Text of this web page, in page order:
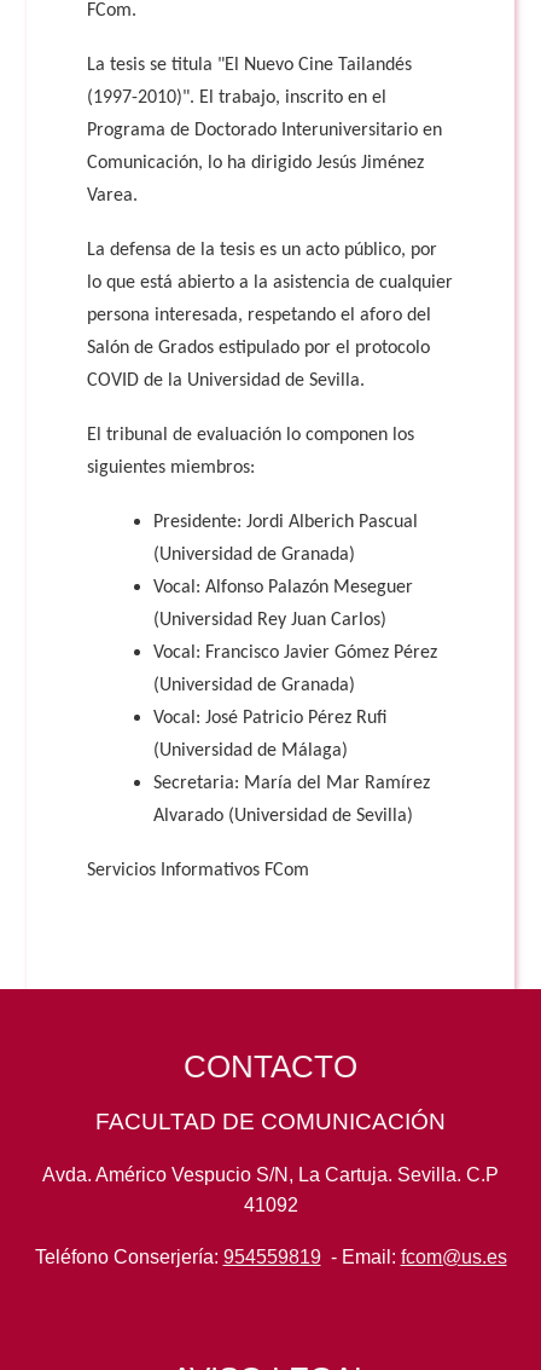
FCom.
La tesis se titula "El Nuevo Cine Tailandés
(1997-2010)". El trabajo, inscrito en el
Programa de Doctorado Interuniversitario en
Comunicación, lo ha dirigido Jesús Jiménez
Varea.
La defensa de la tesis es un acto público, por
lo que está abierto a la asistencia de cualquier
persona interesada, respetando el aforo del
Salón de Grados estipulado por el protocolo
COVID de la Universidad de Sevilla.
El tribunal de evaluación lo componen los
siguientes miembros:
Presidente: Jordi Alberich Pascual
(Universidad de Granada)
Vocal: Alfonso Palazón Meseguer
(Universidad Rey Juan Carlos)
Vocal: Francisco Javier Gómez Pérez
(Universidad de Granada)
Vocal: José Patricio Pérez Rufi
(Universidad de Málaga)
Secretaria: María del Mar Ramírez
Alvarado (Universidad de Sevilla)
Servicios Informativos FCom
CONTACTO
FACULTAD DE COMUNICACIÓN
Avda. Américo Vespucio S/N, La Cartuja. Sevilla. C.P
41092
Teléfono Conserjería: 954559819- Email: fcom@us.es